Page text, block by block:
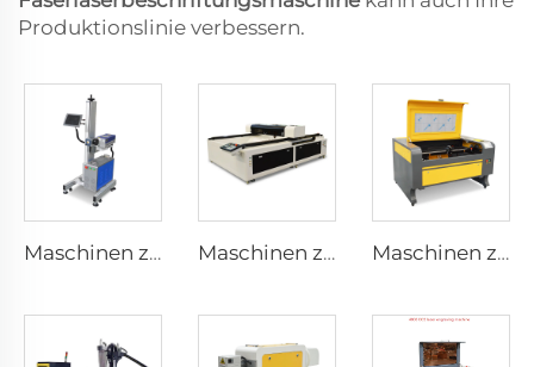
Produktionslinie verbessern.
Maschinen zur Bezeichnung mit Laser Maschinen zum Lasergravurieren und Schneiden 1325 Maschinen zum Lasergravurieren und Schneiden 1080